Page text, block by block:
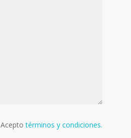
Aceptotérminos y condiciones.